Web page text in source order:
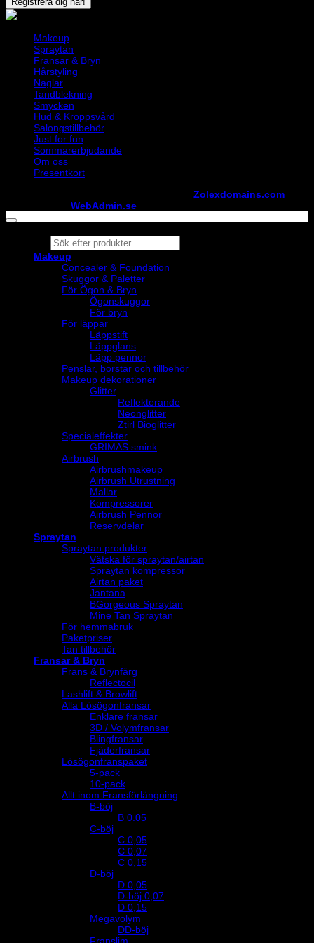
Makeup
Spraytan
Fransar & Bryn
Hårstyling
Naglar
Tandblekning
Smycken
Hud & Kroppsvård
Salongstillbehör
Just for fun
Sommarerbjudande
Om oss
Presentkort
Zolexdomains.com
WebAdmin.se
Products
search
Makeup
Concealer & Foundation
Skuggor & Paletter
För Ögon & Bryn
Ögonskuggor
För bryn
För läppar
Läppstift
Läppglans
Läpp pennor
Penslar, borstar och tillbehör
Makeup dekorationer
Glitter
Reflekterande
Neonglitter
Ztirl Bioglitter
Specialeffekter
GRIMAS smink
Airbrush
Airbrushmakeup
Airbrush Utrustning
Mallar
Kompressorer
Airbrush Pennor
Reservdelar
Spraytan
Spraytan produkter
Vätska för spraytan/airtan
Spraytan kompressor
Airtan paket
Jantana
BGorgeous Spraytan
Mine Tan Spraytan
För hemmabruk
Paketpriser
Tan tillbehör
Fransar & Bryn
Frans & Brynfärg
Reflectocil
Lashlift & Browlift
Alla Lösögonfransar
Enklare fransar
3D / Volymfransar
Blingfransar
Fjäderfransar
Lösögonfranspaket
5-pack
10-pack
Allt inom Fransförlängning
B-böj
B 0.05
C-böj
C 0,05
C 0,07
C 0,15
D-böj
D 0,05
D-böj 0,07
D 0,15
Megavolym
DD-böj